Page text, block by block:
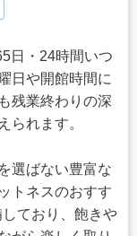
日・24時間いつ
日や開館時間に
残業終わりの深
られます。
選ばない豊富な
トネスのおすす
ており、飽きや